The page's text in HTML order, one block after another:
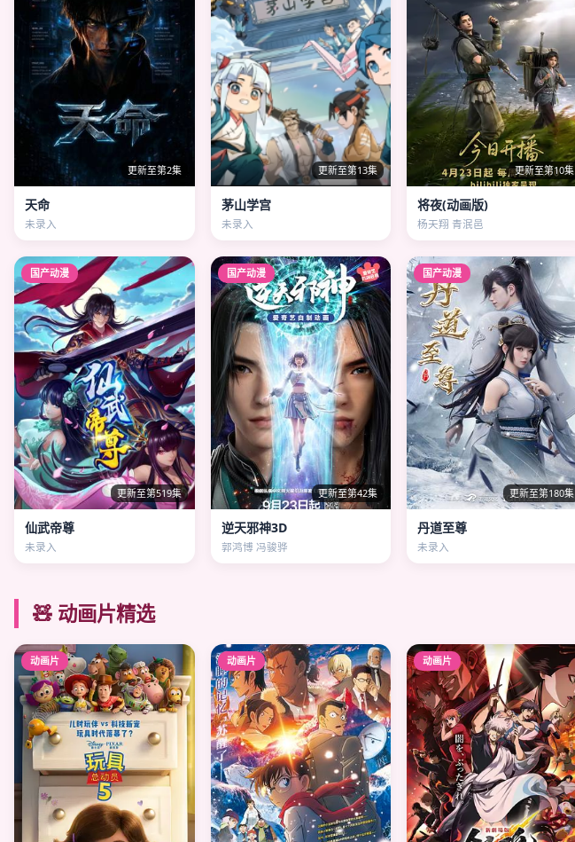
更新至第2集
天命
未录入
更新至第13集
茅山学宫
未录入
更新至第10集
将夜(动画版)
杨天翔 青泯邑
国产动漫
更新至第519集
仙武帝尊
未录入
国产动漫
更新至第42集
逆天邪神3D
郭鸿博 冯骏骅
国产动漫
更新至第180集
丹道至尊
未录入
🧸 动画片精选
动画片 动画片 动画片